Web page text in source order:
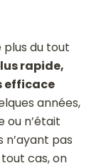
plus du tout
rapide,
efficace
années,
ou n’était
n’ayant pas
cas, on